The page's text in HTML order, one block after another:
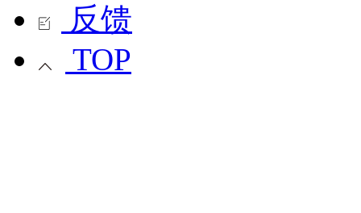
反馈
TOP